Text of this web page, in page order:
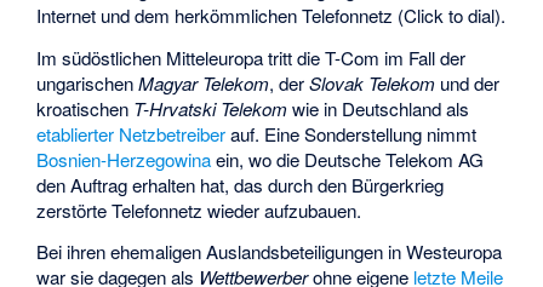
Internet und dem herkömmlichen Telefonnetz (Click to dial).
Im südöstlichen Mitteleuropa tritt die T-Com im Fall der
ungarischenMagyar Telekom, derSlovak Telekom und der
kroatischen T-Hrvatski Telekom wie in Deutschland als
etablierter Netzbetreiberauf. Eine Sonderstellung nimmt
Bosnien-Herzegowinaein, wo die Deutsche Telekom AG
den Auftrag erhalten hat, das durch den Bürgerkrieg
zerstörte Telefonnetz wieder aufzubauen.
Bei ihren ehemaligen Auslandsbeteiligungen in Westeuropa
war sie dagegen als Wettbewerberohne eigene letzte Meile